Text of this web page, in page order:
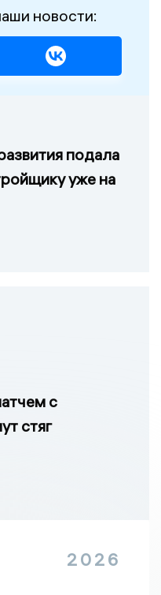
новости:
подала
уже на
с
стяг
2026